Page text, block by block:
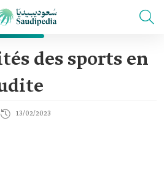
des sports en
13/02/2023